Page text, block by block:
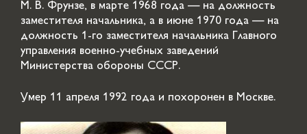
М. В. Фрунзе, в марте 1968 года — на должность
заместителя начальника, а в июне 1970 года — на
должность 1-го заместителя начальника Главного
управления военно-учебных заведений
Министерства обороны СССР.
Умер 11 апреля 1992 года и похоронен в Москве.